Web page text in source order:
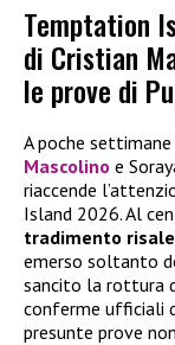
Temptation
di Cristian
le prove di
A poche
Mascolino e
riaccende
Island 2026. Al
tradimento
emerso soltanto
sancito la rottura
conferme ufficiali
presunte prove